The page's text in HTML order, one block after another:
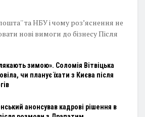
та НБУ і чому роз’яснення не
нові вимоги до бізнесу Після
зимою». Соломія Вітвіцька
чи планує їхати з Києва після
анонсував кадрові рішення в